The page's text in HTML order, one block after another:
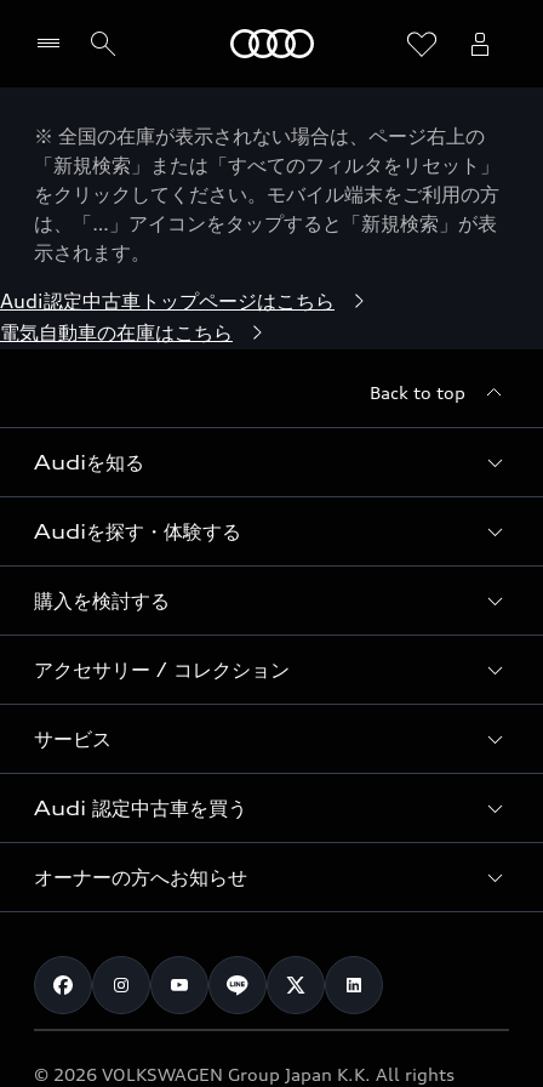
※ 全国の在庫が表示されない場合は、ページ右上の
「新規検索」または「すべてのフィルタをリセット」
をクリックしてください。モバイル端末をご利用の方
は、「…」アイコンをタップすると「新規検索」が表
示されます。
Audi認定中古車トップページはこちら
電気自動車の在庫はこちら
Back to top
Audiを知る
Audi ブランド
Story of Progress
Audi Sport
Formula 1®
デジタルサービス
Audiを探す・体験する
ディーラー検索
新車在庫検索
試乗車・展示車検索
見積り依頼
試乗予約
購入を検討する
モデル一覧
特別仕様モデル / 限定モデル
e-tronラインアップ
価格シミュレーション
車両比較
カタログ一覧
アクセサリー / コレクション
純正アクセサリー
オンラインショップ
Audi collection
アウディナビアプリ
サービス
サービス入庫予約
サービスプログラム
メンテナンス
車検 / 定期点検
e-tronアフターサポート
Audi 認定中古車を買う
Audi認定中古車
クオリティ
保証
メンテナンス
オーナーの方へお知らせ
お知らせ
オーナー様向けキャンペーン
© 2026 VOLKSWAGEN Group Japan K.K. All rights